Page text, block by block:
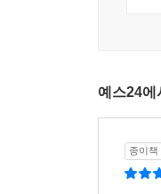
예스24에
종이책